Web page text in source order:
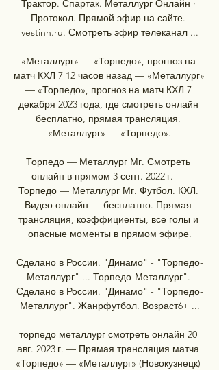
Трактор. Спартак. Металлург Онлайн ·
Протокол. Прямой эфир на сайте.
vestinn.ru. Смотреть эфир телеканал ...
«Металлург» — «Торпедо», прогноз на
матч КХЛ 7 12 часов назад — «Металлург»
— «Торпедо», прогноз на матч КХЛ 7
декабря 2023 года, где смотреть онлайн
бесплатно, прямая трансляция.
«Металлург» — «Торпедо».
Торпедо — Металлург Мг. Смотреть
онлайн в прямом 3 сент. 2022 г. —
Торпедо — Металлург Мг. Футбол. КХЛ.
Видео онлайн — бесплатно. Прямая
трансляция, коэффициенты, все голы и
опасные моменты в прямом эфире.
Сделано в России. "Динамо" - "Торпедо-
Металлург" ... Торпедо-Металлург".
Сделано в России. "Динамо" - "Торпедо-
Металлург". Жанрфутбол. Возраст6+ ...
торпедо металлург смотреть онлайн 20
авг. 2023 г. — Прямая трансляция матча
«Торпедо» — «Металлург» (Новокузнецк)